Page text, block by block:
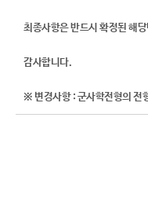
최종사항은 반드시 확정된 해
감사합니다.​​
※ 변경사항 : 군사학전형의 전